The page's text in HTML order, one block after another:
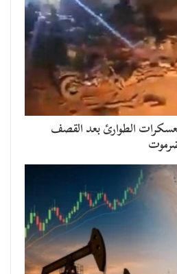
الطوارئ بعد القصف